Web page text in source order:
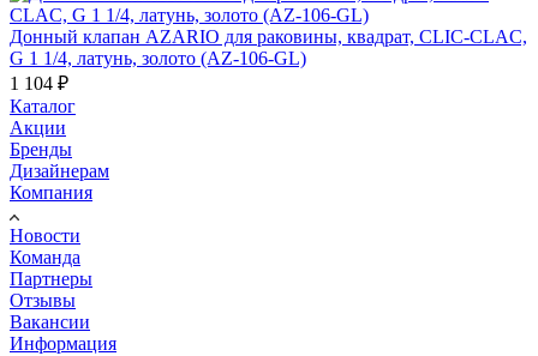
Донный клапан AZARIO для раковины, квадрат, CLIC-CLAC,
G 1 1/4, латунь, золото (AZ-106-GL)
1 104 ₽
Каталог
Акции
Бренды
Дизайнерам
Компания
Новости
Команда
Партнеры
Отзывы
Вакансии
Информация